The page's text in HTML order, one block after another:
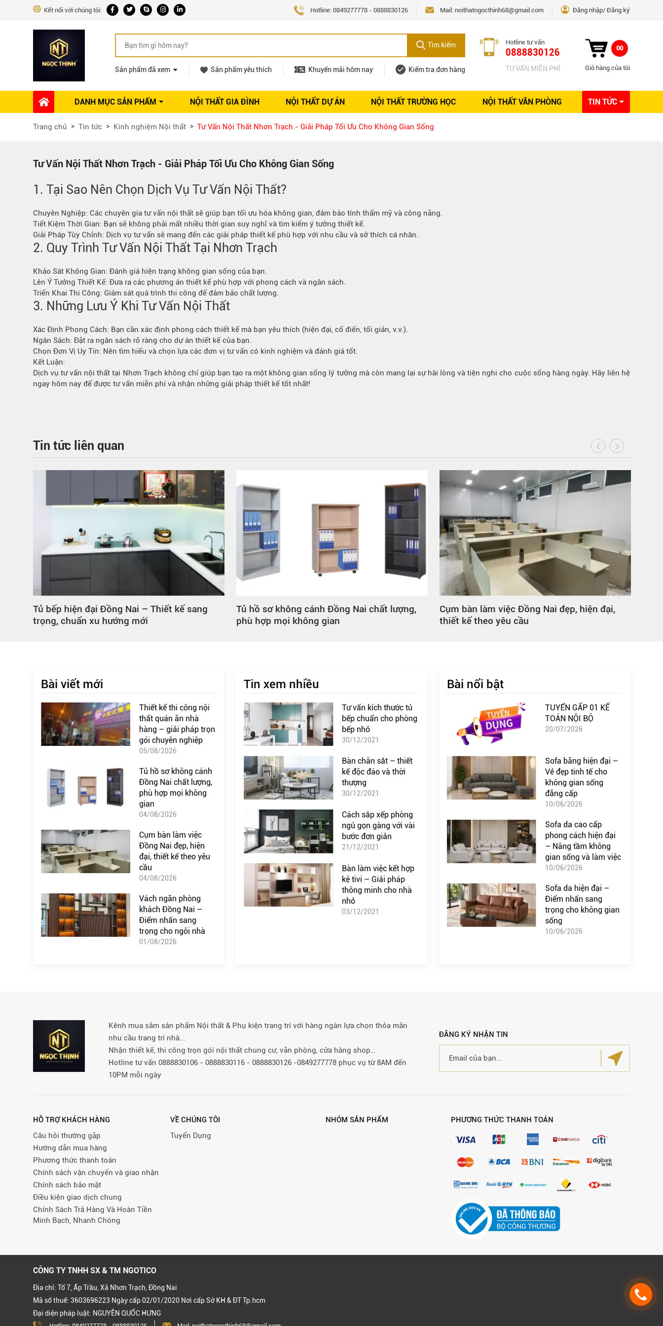
Kết nối với chúng tôi: Hotline: 0849277778 - 0888830126 Mail: noithatngocthinh68@gmail.com Đăng nhập Đăng ký
Tìm kiếm
Sản phẩm đã xem Sản phẩm yêu thích Khuyến mãi hôm nay Kiểm tra đơn hàng
Hotline tư vấn
0888830126
TƯ VẤN MIỄN PHÍ
00
Giỏ hàng của tôi
DANH MỤC SẢN PHẨM
Phụ kiện Nội thất
Ổ khóa tủ
Máy hút mùi
Phụ kiện tủ áo
Thùng đựng gạo
Bếp từ-Bếp hồng ngoại
Chậu rửa bát
Ray trượt – bản lề – tay nắm cửa
Phụ kiện tủ bếp dưới
Giá để bát đĩa đa năng
Giá để dao thớt
Kệ để chất tẩy rửa
Kệ góc liên hoàn
NỘI THẤT GIA ĐÌNH NỘI THẤT DỰ ÁN NỘI THẤT TRƯỜNG HỌC NỘI THẤT VĂN PHÒNG TIN TỨC
Dự án thi công Báo giá Nội thất Tuyển dụng
Trang chủ Tin tức Kinh nghiệm Nội thất Tư Vấn Nội Thất Nhơn Trạch - Giải Pháp Tối Ưu Cho Không Gian Sống
Tư Vấn Nội Thất Nhơn Trạch - Giải Pháp Tối Ưu Cho Không Gian Sống
1. Tại Sao Nên Chọn Dịch Vụ Tư Vấn Nội Thất?
Chuyên Nghiệp: Các chuyên gia tư vấn nội thất sẽ giúp bạn tối ưu hóa không gian, đảm bảo tính thẩm mỹ và công năng.
Tiết Kiệm Thời Gian: Bạn sẽ không phải mất nhiều thời gian suy nghĩ và tìm kiếm ý tưởng thiết kế.
Giải Pháp Tùy Chỉnh: Dịch vụ tư vấn sẽ mang đến các giải pháp thiết kế phù hợp với nhu cầu và sở thích cá nhân.
2. Quy Trình Tư Vấn Nội Thất Tại Nhơn Trạch
Khảo Sát Không Gian: Đánh giá hiện trạng không gian sống của bạn.
Lên Ý Tưởng Thiết Kế: Đưa ra các phương án thiết kế phù hợp với phong cách và ngân sách.
Triển Khai Thi Công: Giám sát quá trình thi công để đảm bảo chất lượng.
3. Những Lưu Ý Khi Tư Vấn Nội Thất
Xác Định Phong Cách: Bạn cần xác định phong cách thiết kế mà bạn yêu thích (hiện đại, cổ điển, tối giản, v.v.).
Ngân Sách: Đặt ra ngân sách rõ ràng cho dự án thiết kế của bạn.
Chọn Đơn Vị Uy Tín: Nên tìm hiểu và chọn lựa các đơn vị tư vấn có kinh nghiệm và đánh giá tốt.
Kết Luận:
Dịch vụ tư vấn nội thất tại Nhơn Trạch không chỉ giúp bạn tạo ra một không gian sống lý tưởng mà còn mang lại sự hài lòng và tiện nghi cho cuộc sống hàng ngày. Hãy liên hệ
ngay hôm nay để được tư vấn miễn phí và nhận những giải pháp thiết kế tốt nhất!
Tin tức liên quan
Nai – Thiết kế sang
Tủ hồ sơ không cánh Đồng Nai chất lượng,
phù hợp mọi không gian
Cụm bàn làm việc Đồng Nai đẹp, hiện đại,
thiết kế theo yêu cầu
Vách ngăn phòng khách Đồng
nhấn sang trọng cho ngôi nhà
Bài viết mới
Thiết kế thi công nội
thất quán ăn nhà
hàng – giải pháp trọn
gói chuyên nghiệp
05/08/2026
Tủ hồ sơ không cánh
Đồng Nai chất lượng,
phù hợp mọi không
gian
04/08/2026
Cụm bàn làm việc
Đồng Nai đẹp, hiện
đại, thiết kế theo yêu
cầu
04/08/2026
Vách ngăn phòng
khách Đồng Nai –
Điểm nhấn sang
trọng cho ngôi nhà
01/08/2026
Tin xem nhiều
Tư vấn kích thước tủ
bếp chuẩn cho phòng
bếp nhỏ
30/12/2021
Bàn chân sắt – thiết
kế độc đáo và thời
thượng
30/12/2021
Cách sắp xếp phòng
ngủ gọn gàng với vài
bước đơn giản
21/12/2021
Bàn làm việc kết hợp
kệ tivi – Giải pháp
thông minh cho nhà
nhỏ
03/12/2021
Bài nổi bật
TUYỂN GẤP 01 KẾ
TOÁN NỘI BỘ
20/07/2026
Sofa băng hiện đại –
Vẻ đẹp tinh tế cho
không gian sống
đẳng cấp
10/06/2026
Sofa da cao cấp
phong cách hiện đại
– Nâng tầm không
gian sống và làm việc
10/06/2026
Sofa da hiện đại –
Điểm nhấn sang
trọng cho không gian
sống
10/06/2026
Kênh mua sắm sản phẩm Nội thất & Phụ kiện trang trí với hàng ngàn lựa chọn thỏa mãn
nhu cầu trang trí nhà...
Nhận thiết kế, thi công trọn gói nội thất chung cư, văn phòng, cửa hàng shop…
Hotline tư vấn 0888830106 - 0888830116 - 0888830126 -0849277778 phục vụ từ 8AM đến
10PM mỗi ngày
ĐĂNG KÝ NHẬN TIN
HỖ TRỢ KHÁCH HÀNG
Câu hỏi thường gặp
Hướng dẫn mua hàng
Phương thức thanh toán
Chính sách vận chuyển và giao nhận
Chính sách bảo mật
Điều kiện giao dịch chung
Chính Sách Trả Hàng Và Hoàn Tiền
Minh Bạch, Nhanh Chóng
VỀ CHÚNG TÔI
Tuyển Dụng
NHÓM SẢN PHẨM PHƯƠNG THỨC THANH TOÁN
CÔNG TY TNHH SX & TM NGOTICO
Địa chỉ: Tổ 7, Ấp Trầu, Xã Nhơn Trạch, Đồng Nai
Mã số thuế: 3603696223 Ngày cấp 02/01/2020 Nơi cấp Sở KH & ĐT Tp.hcm
Đại diện pháp luật: NGUYỄN QUỐC HƯNG